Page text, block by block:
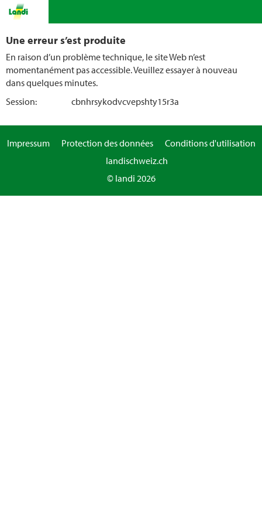
Une erreur s’est produite
En raison d’un problème technique, le site Web n’est
momentanément pas accessible. Veuillez essayer à nouveau
dans quelques minutes.
Session:
cbnhrsykodvcvepshty15r3a
Impressum Protection des données
Conditions d'utilisation
landischweiz.ch
© landi 2026